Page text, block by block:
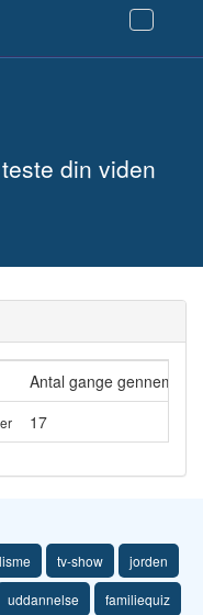
din viden
Antal gange gennemført
17
tv-show jorden
uddannelse familiequiz